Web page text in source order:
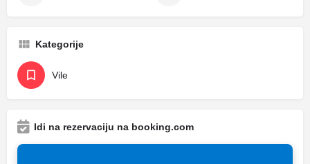
Kategorije
Vile
Idi na rezervaciju na booking.com